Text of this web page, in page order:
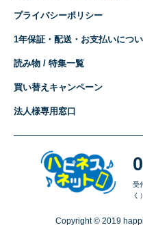
プライバシーポリシー
1年保証・配送・お支払いにつ
読み物 / 特集一覧
買い替えキャンペーン
法人様専用窓口
受
く）
Copyright © 2019